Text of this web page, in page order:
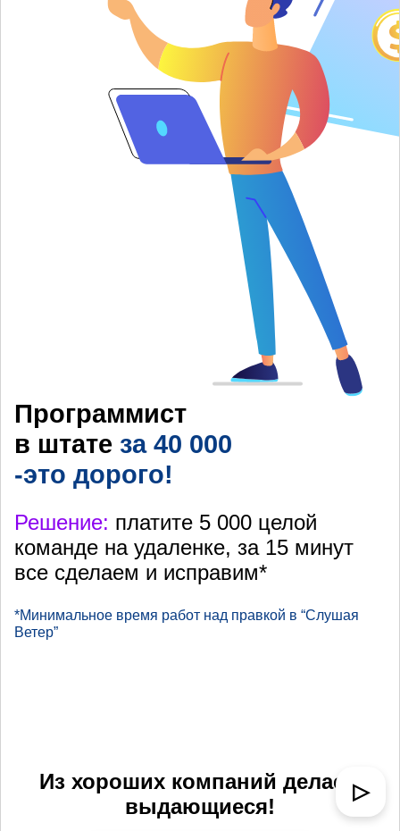
Программист
в штате за 40 000
-это дорого!
Решение: платите 5 000 целой
команде на удаленке, за 15 минут
все сделаем и исправим*
*Минимальное время работ над правкой в “Слушая
Ветер”
Из хороших компаний делаем
выдающиеся!
▷